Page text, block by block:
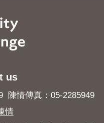
us
陳情傳真：05-2285949
情